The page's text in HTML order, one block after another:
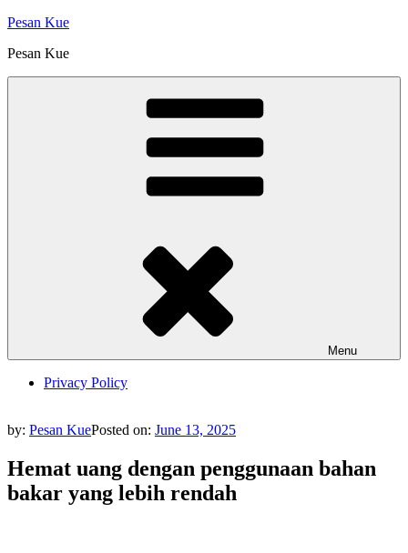
Skip
content
Pesan Kue
Pesan Kue
Menu
Privacy Policy
by: Pesan KuePosted on: June 13, 2025
Hemat uang dengan penggunaan bahan
bakar yang lebih rendah